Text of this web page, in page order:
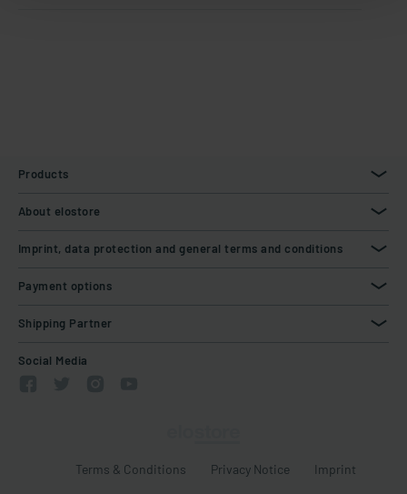
Products
About elostore
Imprint, data protection and general terms and conditions
Payment options
Shipping Partner
Social Media
Terms & Conditions Privacy Notice Imprint